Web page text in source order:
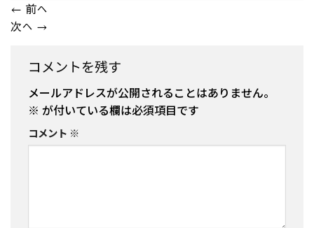
← 前へ
次へ →
コメントを残す
メールアドレスが公開されることはありません。
※ が付いている欄は必須項目です
コメント ※